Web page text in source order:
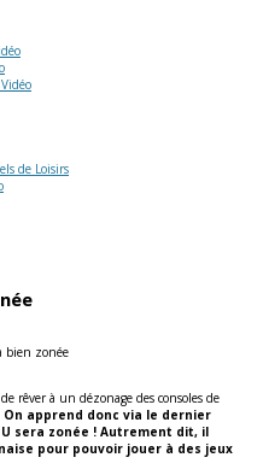
de Loisirs
bien zonée
rêver à un dézonage des consoles de
On apprend donc via le dernier
sera zonée ! Autrement dit, il
pour pouvoir jouer à des jeux